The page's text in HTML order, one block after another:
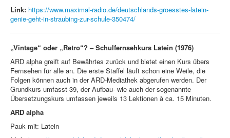
Link: https://www.maximal-radio.de/deutschlands-groesstes-latein-
genie-geht-in-straubing-zur-schule-350474/
„Vintage“ oder „Retro“? – Schulfernsehkurs Latein (1976)
ARD alpha greift auf Bewährtes zurück und bietet einen Kurs übers
Fernsehen für alle an. Die erste Staffel läuft schon eine Weile, die
Folgen können auch in der ARD-Mediathek abgerufen werden. Der
Grundkurs umfasst 39, der Aufbau- wie auch der sogenannte
Übersetzungskurs umfassen jeweils 13 Lektionen à ca. 15 Minuten.
ARD alpha
Pauk mit: Latein